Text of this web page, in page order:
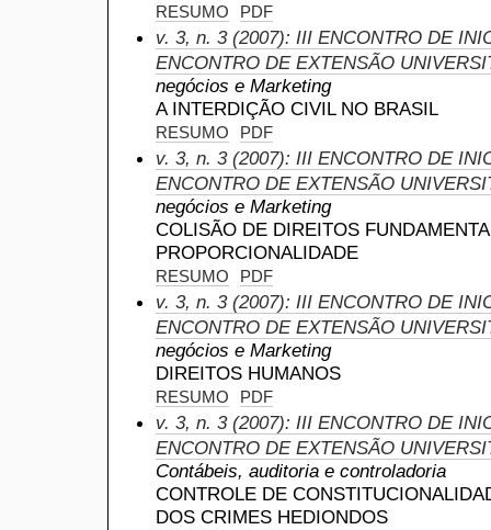
RESUMO PDF
v. 3, n. 3 (2007): III ENCONTRO DE
ENCONTRO DE EXTENSÃO
negócios e Marketing
A INTERDIÇÃO CIVIL NO BRASIL
RESUMO PDF
v. 3, n. 3 (2007): III ENCONTRO DE
ENCONTRO DE EXTENSÃO
negócios e Marketing
COLISÃO DE DIREITOS
PROPORCIONALIDADE
RESUMO PDF
v. 3, n. 3 (2007): III ENCONTRO DE
ENCONTRO DE EXTENSÃO
negócios e Marketing
DIREITOS HUMANOS
RESUMO PDF
v. 3, n. 3 (2007): III ENCONTRO DE
ENCONTRO DE EXTENSÃO
Contábeis, auditoria e controladoria
CONTROLE DE
DOS CRIMES HEDIONDOS